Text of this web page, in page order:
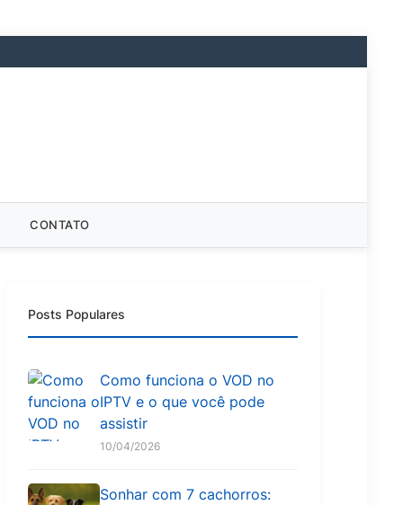
CONTATO
Posts Populares
Como funciona o VOD no
IPTV e o que você pode
assistir
10/04/2026
Sonhar com 7 cachorros: